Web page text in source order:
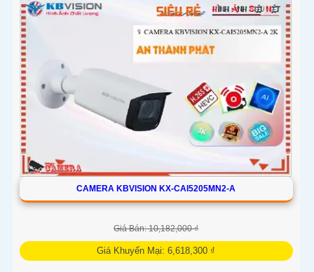
CAMERA KBVISION KX-CAI5205MN2-A
Giá Bán: 10,182,000 ₫
Giá Khuyến Mại: 6,618,300 ₫